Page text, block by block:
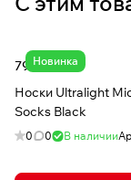
Новинка
799 ₽
Носки Ultralight
Socks Black
0 0 В наличии